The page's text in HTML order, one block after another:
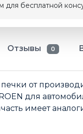
бесплатной
Отзывы 0
от
для
имеет